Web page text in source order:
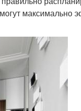
максимально